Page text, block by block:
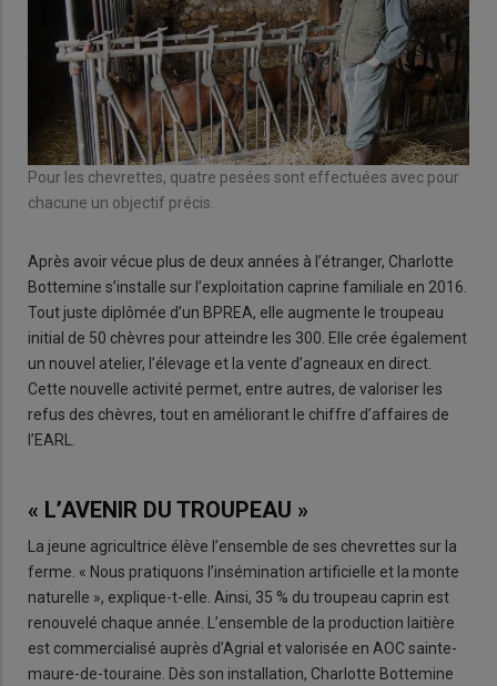
Pour les chevrettes, quatre pesées sont effectuées avec pour
chacune un objectif précis.
Après avoir vécue plus de deux années à l’étranger, Charlotte
Bottemine s’installe sur l’exploitation caprine familiale en 2016.
Tout juste diplômée d’un BPREA, elle augmente le troupeau
initial de 50 chèvres pour atteindre les 300. Elle crée également
un nouvel atelier, l’élevage et la vente d’agneaux en direct.
Cette nouvelle activité permet, entre autres, de valoriser les
refus des chèvres, tout en améliorant le chiffre d’affaires de
l’EARL.
« L’AVENIR DU TROUPEAU »
La jeune agricultrice élève l’ensemble de ses chevrettes sur la
ferme. « Nous pratiquons l’insémination artificielle et la monte
naturelle », explique-t-elle. Ainsi, 35 % du troupeau caprin est
renouvelé chaque année. L’ensemble de la production laitière
est commercialisé auprès d’Agrial et valorisée en AOC sainte-
maure-de-touraine. Dès son installation, Charlotte Bottemine